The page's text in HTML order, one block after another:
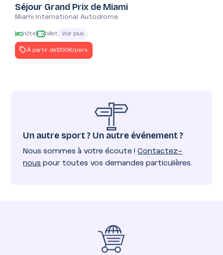
Séjour Grand Prix de Miami
Miami International Autodrome
hôtel billet Voir plus
À partir de1200€/pers.
Un autre sport ? Un autre événement ?
Nous sommes à votre écoute !Contactez-
nous pour toutes vos demandes particulières.